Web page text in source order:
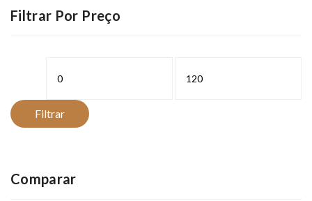
Filtrar Por Preço
Filtrar
Comparar